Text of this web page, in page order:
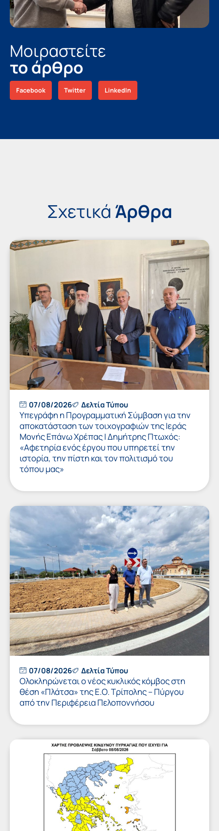
Μοιραστείτε
το άρθρο
Facebook Twitter LinkedIn
Σχετικά Άρθρα
07/08/2026 Δελτία Τύπου
Υπεγράφη η Προγραμματική Σύμβαση για την
αποκατάσταση των τοιχογραφιών της Ιεράς
Μονής Επάνω Χρέπας | Δημήτρης Πτωχός:
«Αφετηρία ενός έργου που υπηρετεί την
ιστορία, την πίστη και τον πολιτισμό του
τόπου μας»
07/08/2026 Δελτία Τύπου
Ολοκληρώνεται ο νέος κυκλικός κόμβος στη
θέση «Πλάτσα» της Ε.Ο. Τρίπολης – Πύργου
από την Περιφέρεια Πελοποννήσου